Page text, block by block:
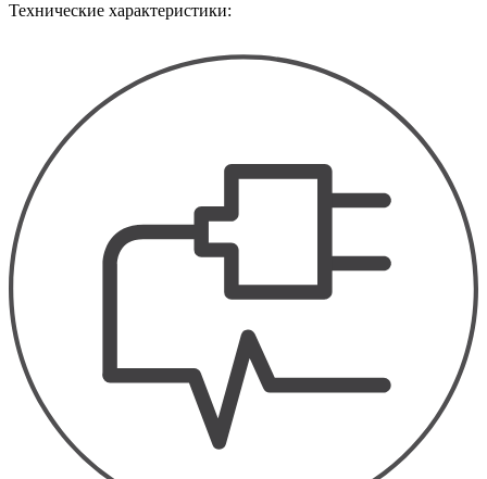
Технические характеристики: